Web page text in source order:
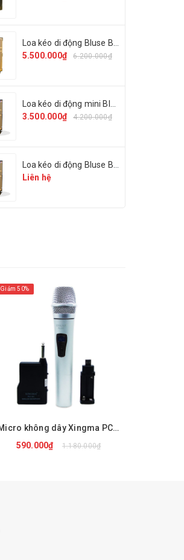
5.500.000₫
6.200.000₫
3.500.000₫
4.200.000₫
Liên hệ
Giảm 50%
Micro không dây Xingma PC-K3
590.000₫
1.180.000₫